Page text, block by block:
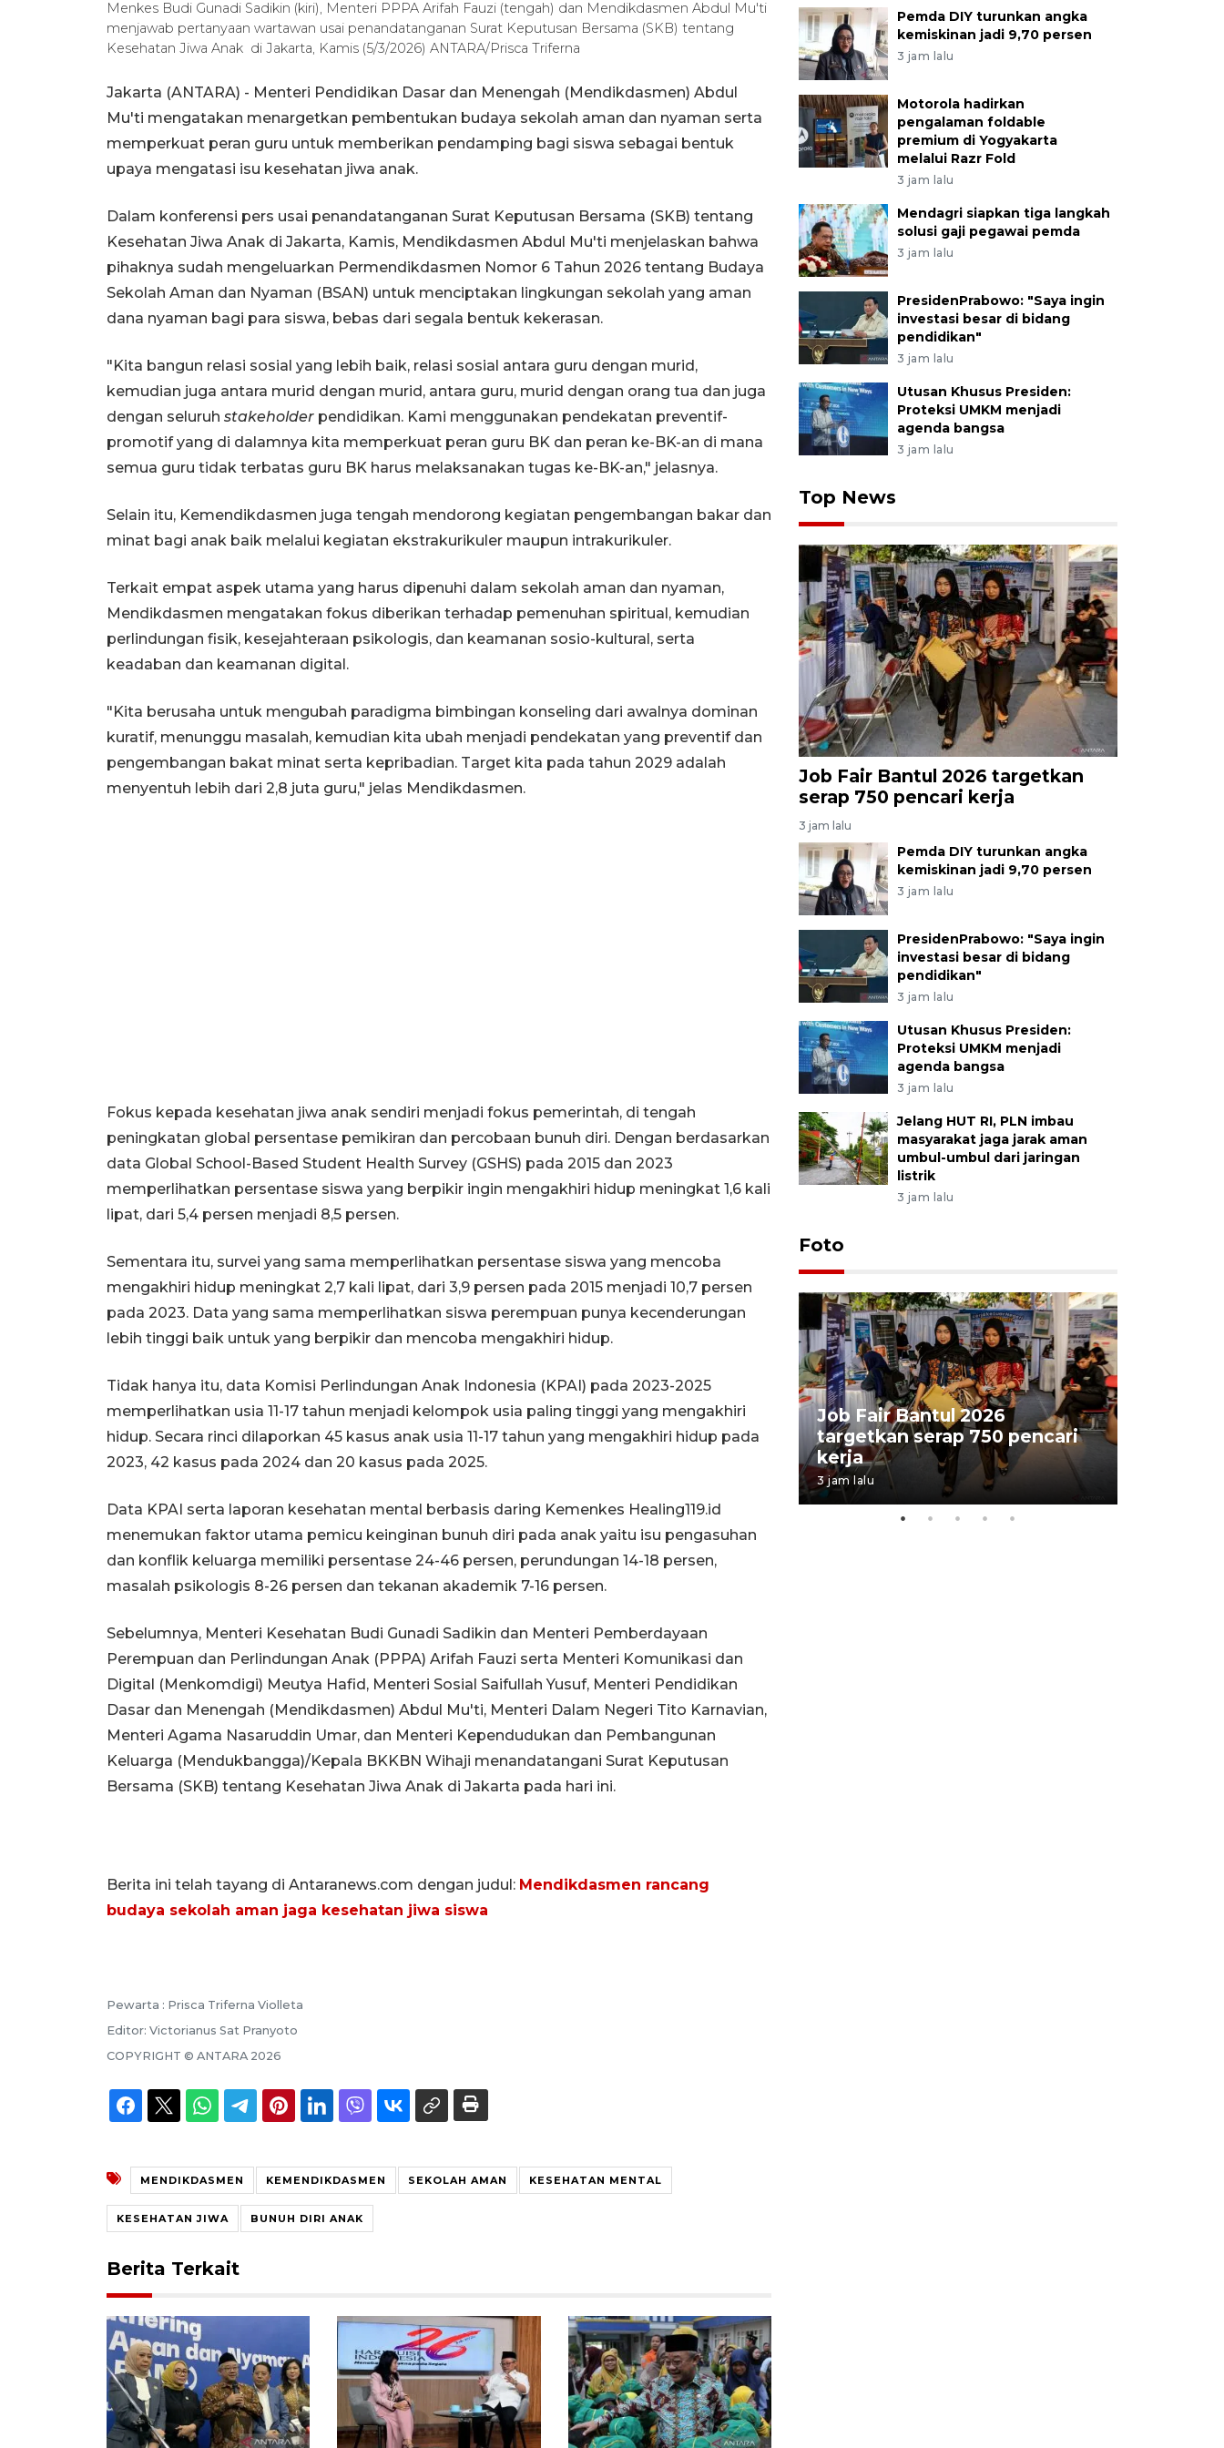
Menkes Budi Gunadi Sadikin (kiri), Menteri PPPA Arifah Fauzi (tengah) dan Mendikdasmen Abdul Mu'ti
menjawab pertanyaan wartawan usai penandatanganan Surat Keputusan Bersama (SKB) tentang
Kesehatan Jiwa Anak di Jakarta, Kamis (5/3/2026) ANTARA/Prisca Triferna
Jakarta (ANTARA) - Menteri Pendidikan Dasar dan Menengah (Mendikdasmen) Abdul
Mu'ti mengatakan menargetkan pembentukan budaya sekolah aman dan nyaman serta
memperkuat peran guru untuk memberikan pendamping bagi siswa sebagai bentuk
upaya mengatasi isu kesehatan jiwa anak.
Dalam konferensi pers usai penandatanganan Surat Keputusan Bersama (SKB) tentang
Kesehatan Jiwa Anak di Jakarta, Kamis, Mendikdasmen Abdul Mu'ti menjelaskan bahwa
pihaknya sudah mengeluarkan Permendikdasmen Nomor 6 Tahun 2026 tentang Budaya
Sekolah Aman dan Nyaman (BSAN) untuk menciptakan lingkungan sekolah yang aman
dana nyaman bagi para siswa, bebas dari segala bentuk kekerasan.
"Kita bangun relasi sosial yang lebih baik, relasi sosial antara guru dengan murid,
kemudian juga antara murid dengan murid, antara guru, murid dengan orang tua dan juga
dengan seluruh stakeholder pendidikan. Kami menggunakan pendekatan preventif-
promotif yang di dalamnya kita memperkuat peran guru BK dan peran ke-BK-an di mana
semua guru tidak terbatas guru BK harus melaksanakan tugas ke-BK-an," jelasnya.
Selain itu, Kemendikdasmen juga tengah mendorong kegiatan pengembangan bakar dan
minat bagi anak baik melalui kegiatan ekstrakurikuler maupun intrakurikuler.
Terkait empat aspek utama yang harus dipenuhi dalam sekolah aman dan nyaman,
Mendikdasmen mengatakan fokus diberikan terhadap pemenuhan spiritual, kemudian
perlindungan fisik, kesejahteraan psikologis, dan keamanan sosio-kultural, serta
keadaban dan keamanan digital.
"Kita berusaha untuk mengubah paradigma bimbingan konseling dari awalnya dominan
kuratif, menunggu masalah, kemudian kita ubah menjadi pendekatan yang preventif dan
pengembangan bakat minat serta kepribadian. Target kita pada tahun 2029 adalah
menyentuh lebih dari 2,8 juta guru," jelas Mendikdasmen.
Fokus kepada kesehatan jiwa anak sendiri menjadi fokus pemerintah, di tengah
peningkatan global persentase pemikiran dan percobaan bunuh diri. Dengan berdasarkan
data Global School-Based Student Health Survey (GSHS) pada 2015 dan 2023
memperlihatkan persentase siswa yang berpikir ingin mengakhiri hidup meningkat 1,6 kali
lipat, dari 5,4 persen menjadi 8,5 persen.
Sementara itu, survei yang sama memperlihatkan persentase siswa yang mencoba
mengakhiri hidup meningkat 2,7 kali lipat, dari 3,9 persen pada 2015 menjadi 10,7 persen
pada 2023. Data yang sama memperlihatkan siswa perempuan punya kecenderungan
lebih tinggi baik untuk yang berpikir dan mencoba mengakhiri hidup.
Tidak hanya itu, data Komisi Perlindungan Anak Indonesia (KPAI) pada 2023-2025
memperlihatkan usia 11-17 tahun menjadi kelompok usia paling tinggi yang mengakhiri
hidup. Secara rinci dilaporkan 45 kasus anak usia 11-17 tahun yang mengakhiri hidup pada
2023, 42 kasus pada 2024 dan 20 kasus pada 2025.
Data KPAI serta laporan kesehatan mental berbasis daring Kemenkes Healing119.id
menemukan faktor utama pemicu keinginan bunuh diri pada anak yaitu isu pengasuhan
dan konflik keluarga memiliki persentase 24-46 persen, perundungan 14-18 persen,
masalah psikologis 8-26 persen dan tekanan akademik 7-16 persen.
Sebelumnya, Menteri Kesehatan Budi Gunadi Sadikin dan Menteri Pemberdayaan
Perempuan dan Perlindungan Anak (PPPA) Arifah Fauzi serta Menteri Komunikasi dan
Digital (Menkomdigi) Meutya Hafid, Menteri Sosial Saifullah Yusuf, Menteri Pendidikan
Dasar dan Menengah (Mendikdasmen) Abdul Mu'ti, Menteri Dalam Negeri Tito Karnavian,
Menteri Agama Nasaruddin Umar, dan Menteri Kependudukan dan Pembangunan
Keluarga (Mendukbangga)/Kepala BKKBN Wihaji menandatangani Surat Keputusan
Bersama (SKB) tentang Kesehatan Jiwa Anak di Jakarta pada hari ini.
Berita ini telah tayang di Antaranews.com dengan judul: Mendikdasmen rancang
budaya sekolah aman jaga kesehatan jiwa siswa
Pewarta : Prisca Triferna Violleta
Editor: Victorianus Sat Pranyoto
COPYRIGHT © ANTARA 2026
MENDIKDASMEN KEMENDIKDASMEN SEKOLAH AMAN KESEHATAN MENTAL
KESEHATAN JIWA BUNUH DIRI ANAK
Berita Terkait
Pemda DIY turunkan angka
kemiskinan jadi 9,70 persen
3 jam lalu
Motorola hadirkan
pengalaman foldable
premium di Yogyakarta
melalui Razr Fold
3 jam lalu
Mendagri siapkan tiga langkah
solusi gaji pegawai pemda
3 jam lalu
PresidenPrabowo: "Saya ingin
investasi besar di bidang
pendidikan"
3 jam lalu
Utusan Khusus Presiden:
Proteksi UMKM menjadi
agenda bangsa
3 jam lalu
Top News
Job Fair Bantul 2026 targetkan
serap 750 pencari kerja
3 jam lalu
Pemda DIY turunkan angka
kemiskinan jadi 9,70 persen
3 jam lalu
PresidenPrabowo: "Saya ingin
investasi besar di bidang
pendidikan"
3 jam lalu
Utusan Khusus Presiden:
Proteksi UMKM menjadi
agenda bangsa
3 jam lalu
Jelang HUT RI, PLN imbau
masyarakat jaga jarak aman
umbul-umbul dari jaringan
listrik
3 jam lalu
Foto
Pameran seni rupa karya
Job Fair Bantul 2026
targetkan serap 750 pencari
kerja
3 jam lalu